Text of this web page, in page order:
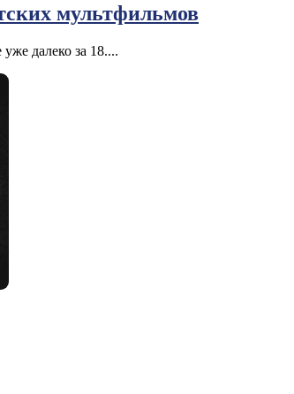
мультфильмов
далеко за 18....